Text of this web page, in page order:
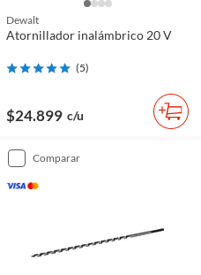
Dewalt
Atornillador inalámbrico 20 V
(5)
$24.899 c/u
comparar